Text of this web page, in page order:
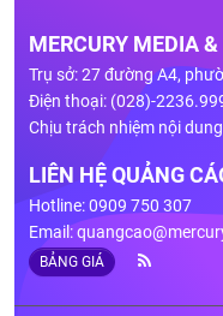
MERCURY MEDIA
Trụ sở: 27 đường A4,
Điện thoại: (028)-
Chịu trách nhiệm nội
LIÊN HỆ QUẢNG
Hotline: 0909 750 307
Email:
BẢNG GIÁ